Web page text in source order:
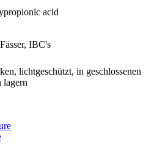
acid
IBC's
lichtgeschützt, in geschlossenen
lagern